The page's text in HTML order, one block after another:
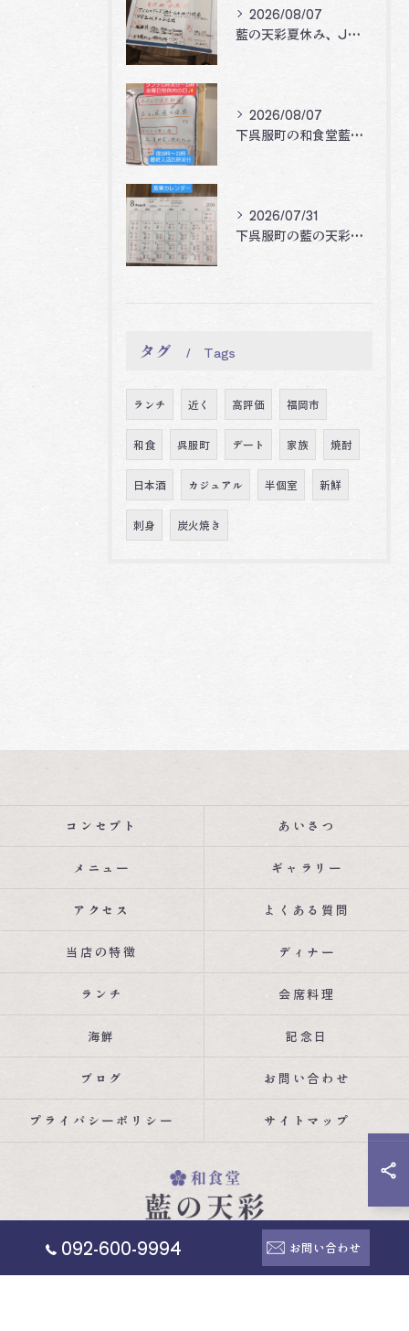
2026/08/07
藍の天彩夏休み、Jリーグ開幕企画‼️🐝🐝🐝
2026/08/07
下呉服町の和食堂藍の天彩です。
2026/07/31
下呉服町の藍の天彩です。
タグ Tags
ランチ 近く 高評価 福岡市
和食 呉服町 デート 家族 焼酎
日本酒 カジュアル 半個室 新鮮
刺身 炭火焼き
092-600-9994 お問い合わせ
コンセプト あいさつ
メニュー ギャラリー
アクセス よくある質問
当店の特徴 ディナー
ランチ 会席料理
海鮮 記念日
ブログ お問い合わせ
プライバシーポリシー サイトマップ
© 2026 福岡県福岡市の和食なら和食堂 藍の天彩 ALL RIGHTS RESERVED.